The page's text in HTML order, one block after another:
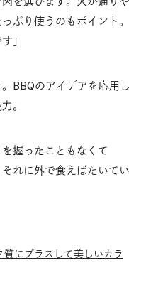
ぷり使うのもポイント。
」
BBQのアイデアを応用し
。
握ったこともなくて
れに外で食えばたいてい
にプラスして美しいカラ